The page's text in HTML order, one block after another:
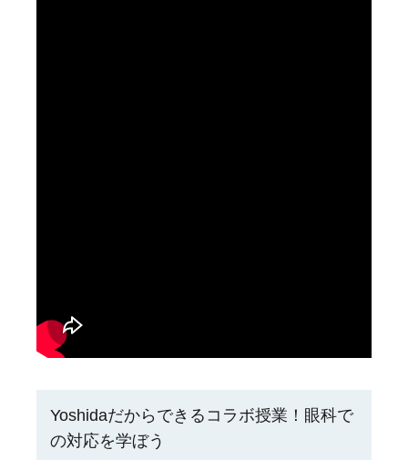
Yoshidaだからできるコラボ授業！眼科で
の対応を学ぼう